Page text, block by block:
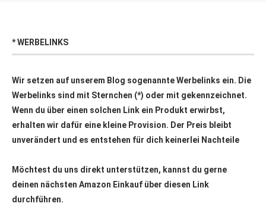
* WERBELINKS
Wir setzen auf unserem Blog sogenannte Werbelinks ein. Die
Werbelinks sind mit Sternchen (*) oder mit gekennzeichnet.
Wenn du über einen solchen Link ein Produkt erwirbst,
erhalten wir dafür eine kleine Provision. Der Preis bleibt
unverändert und es entstehen für dich keinerlei Nachteile
Möchtest du uns direkt unterstützen, kannst du gerne
deinen nächsten Amazon Einkauf über diesen Link
durchführen.